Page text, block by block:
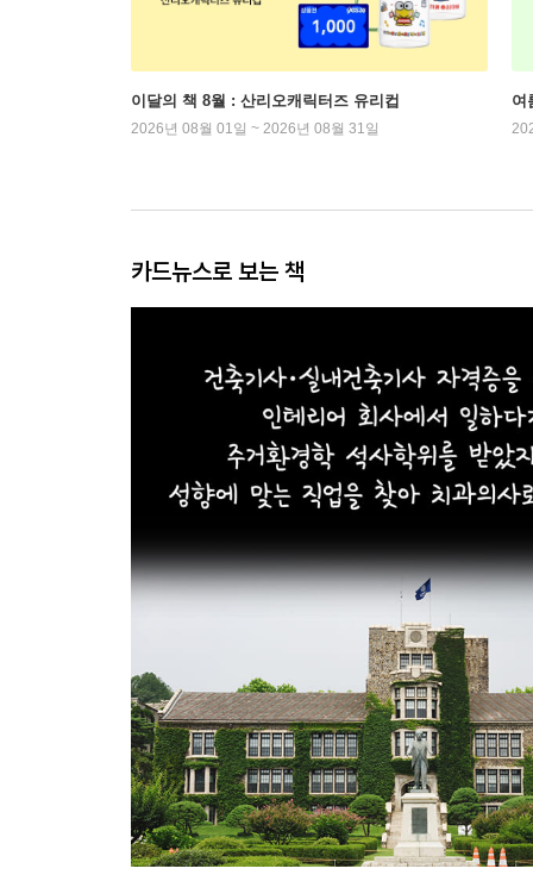
이달의 책 8월 : 산리오캐릭터즈 유리컵
2026년 08월 01일 ~ 2026년 08월 31일
여
카드뉴스로 보는 책